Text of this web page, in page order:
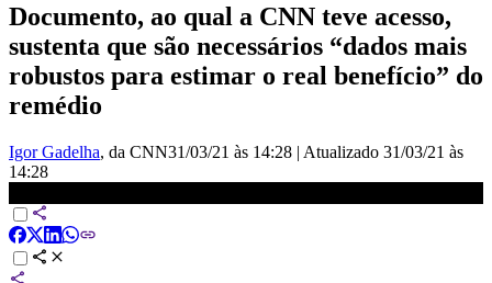
Documento, ao qual a CNN teve acesso,
sustenta que são necessários “dados mais
robustos para estimar o real benefício” do
remédio
Igor Gadelha, da CNN31/03/21 às 14:28 | Atualizado 31/03/21 às
14:28